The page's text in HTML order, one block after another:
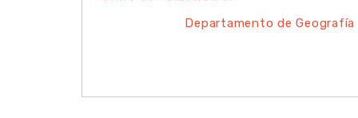
Departamento de Geografía